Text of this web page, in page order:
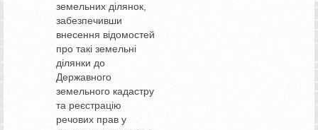
земельних ділянок,
забезпечивши
внесення відомостей
про такі земельні
ділянки до
Державного
земельного кадастру
та реєстрацію
речових прав у